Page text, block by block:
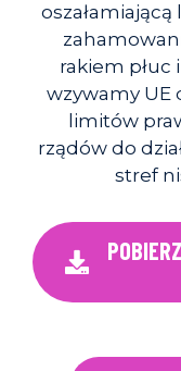
rakiem płuc
wzywamy UE
limitów
rządów do
stref